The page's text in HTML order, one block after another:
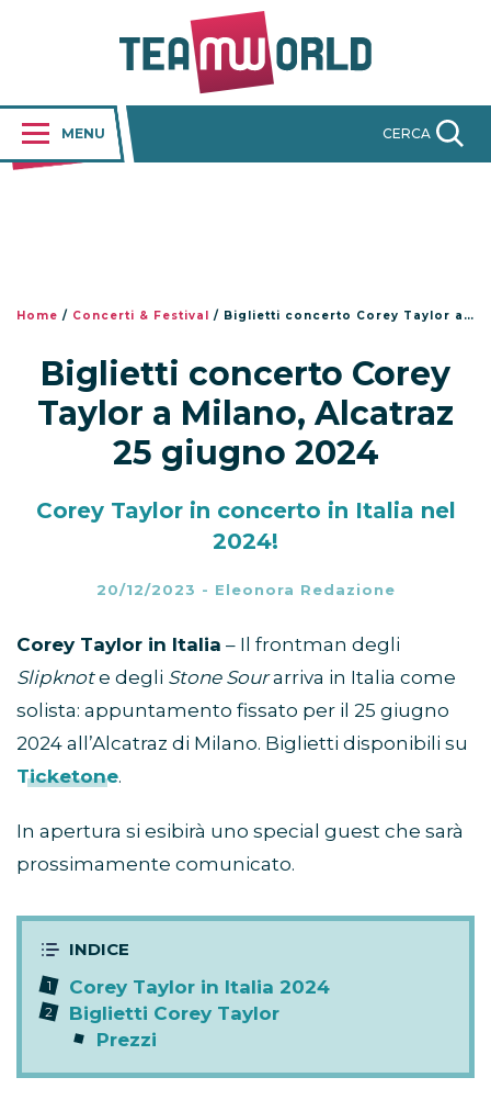
MENU CERCA
Home / Concerti & Festival / Biglietti concerto Corey Taylor a Milano, Alcatraz 25 giugno 2024
Biglietti concerto Corey
Taylor a Milano, Alcatraz
25 giugno 2024
Corey Taylor in concerto in Italia nel
2024!
20/12/2023 - Eleonora Redazione
Corey Taylor in Italia – Il frontman degli
Slipknote degli Stone Sourarriva in Italia come
solista: appuntamento fissato per il 25 giugno
2024 all’Alcatraz di Milano. Biglietti disponibili su
Ticketone.
In apertura si esibirà uno special guest che sarà
prossimamente comunicato.
Corey Taylor in Italia 2024
Biglietti Corey Taylor
Prezzi